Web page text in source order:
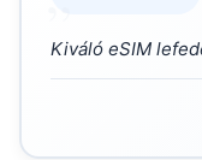
Kiváló eSIM